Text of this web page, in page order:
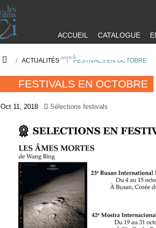
ACCUEIL CATALOGUE
/ ACTUALITÉS / FESTIVALS EN OCTOBRE
FESTIVALS EN OCTOBRE
Oct 11, 2018 Sélections festivals